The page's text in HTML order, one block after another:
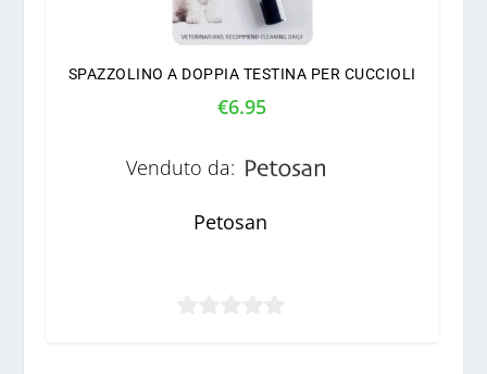
SPAZZOLINO A DOPPIA TESTINA PER CUCCIOLI
€6.95
Venduto da:
Petosan